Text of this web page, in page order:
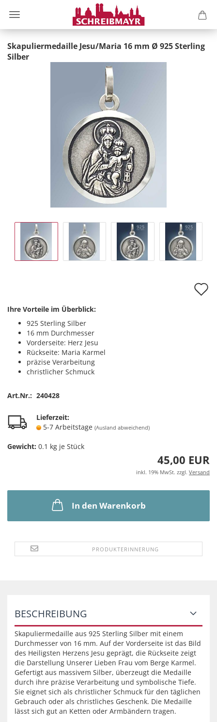
Skapuliermedaille Jesu/Maria 16 mm Ø 925 Sterling
Silber
Ihre Vorteile im Überblick:
925 Sterling Silber
16 mm Durchmesser
Vorderseite: Herz Jesu
Rückseite: Maria Karmel
präzise Verarbeitung
christlicher Schmuck
Art.Nr.: 240428
Lieferzeit:
5-7 Arbeitstage (Ausland abweichend)
Gewicht: 0.1 kg je Stück
45,00 EUR
inkl. 19% MwSt. zzgl. Versand
In den Warenkorb
PRODUKTERINNERUNG
BESCHREIBUNG
Skapuliermedaille aus 925 Sterling Silber mit einem
Durchmesser von 16 mm. Auf der Vorderseite ist das Bild
des Heiligsten Herzens Jesu geprägt, die Rückseite zeigt
die Darstellung Unserer Lieben Frau vom Berge Karmel.
Gefertigt aus massivem Silber, überzeugt die Medaille
durch ihre präzise Verarbeitung und symbolische Tiefe.
Sie eignet sich als christlicher Schmuck für den täglichen
Gebrauch oder als christliches Geschenk. Die Medaille
lässt sich gut an Ketten oder Armbändern tragen.